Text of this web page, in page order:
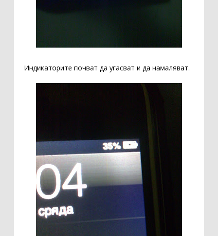
Индикаторите почват да угасват и да намаляват.